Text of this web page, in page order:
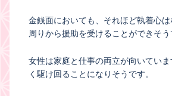
金銭面においても、それほど執着心は
周りから援助を受けることができそう
女性は家庭と仕事の両立が向いてい
く駆け回ることになりそうです。